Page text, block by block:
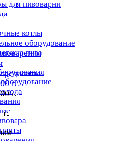
для пивоварни
котлы
оборудование
пива
г.
г.